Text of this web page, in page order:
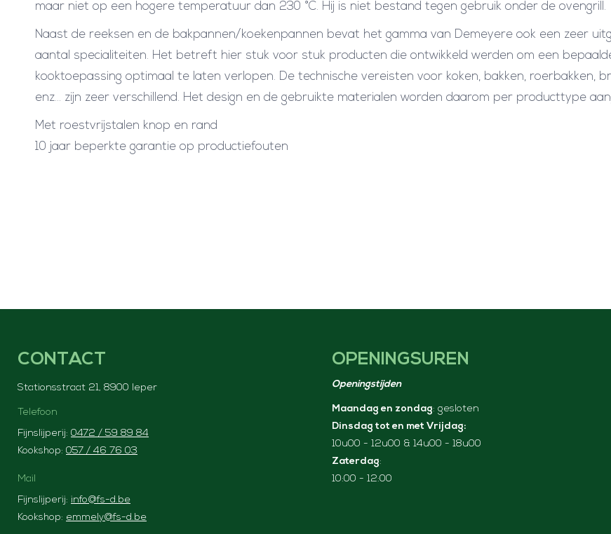
maar niet op een hogere temperatuur dan 230 °C. Hij is niet bestand tegen gebruik onder de ovengrill.
Naast de reeksen en de bakpannen/koekenpannen bevat het gamma van Demeyere ook een zeer
aantal specialiteiten. Het betreft hier stuk voor stuk producten die ontwikkeld werden om een
kooktoepassing optimaal te laten verlopen. De technische vereisten voor koken, bakken, roerbakken,
enz… zijn zeer verschillend. Het design en de gebruikte materialen worden daarom per producttype
Met roestvrijstalen knop en rand
10 jaar beperkte garantie op productiefouten
CONTACT
Stationsstraat 21, 8900 Ieper
Telefoon
Fijnslijperij: 0472 / 59 89 84
Kookshop: 057 / 46 76 03
Mail
Fijnslijperij: info@fs-d.be
Kookshop: emmely@fs-d.be
OPENINGSUREN
Openingstijden
Maandag en zondag: gesloten
Dinsdag tot en met Vrijdag:
10u00 - 12u00 & 14u00 - 18u00
Zaterdag:
10:00 - 12:00